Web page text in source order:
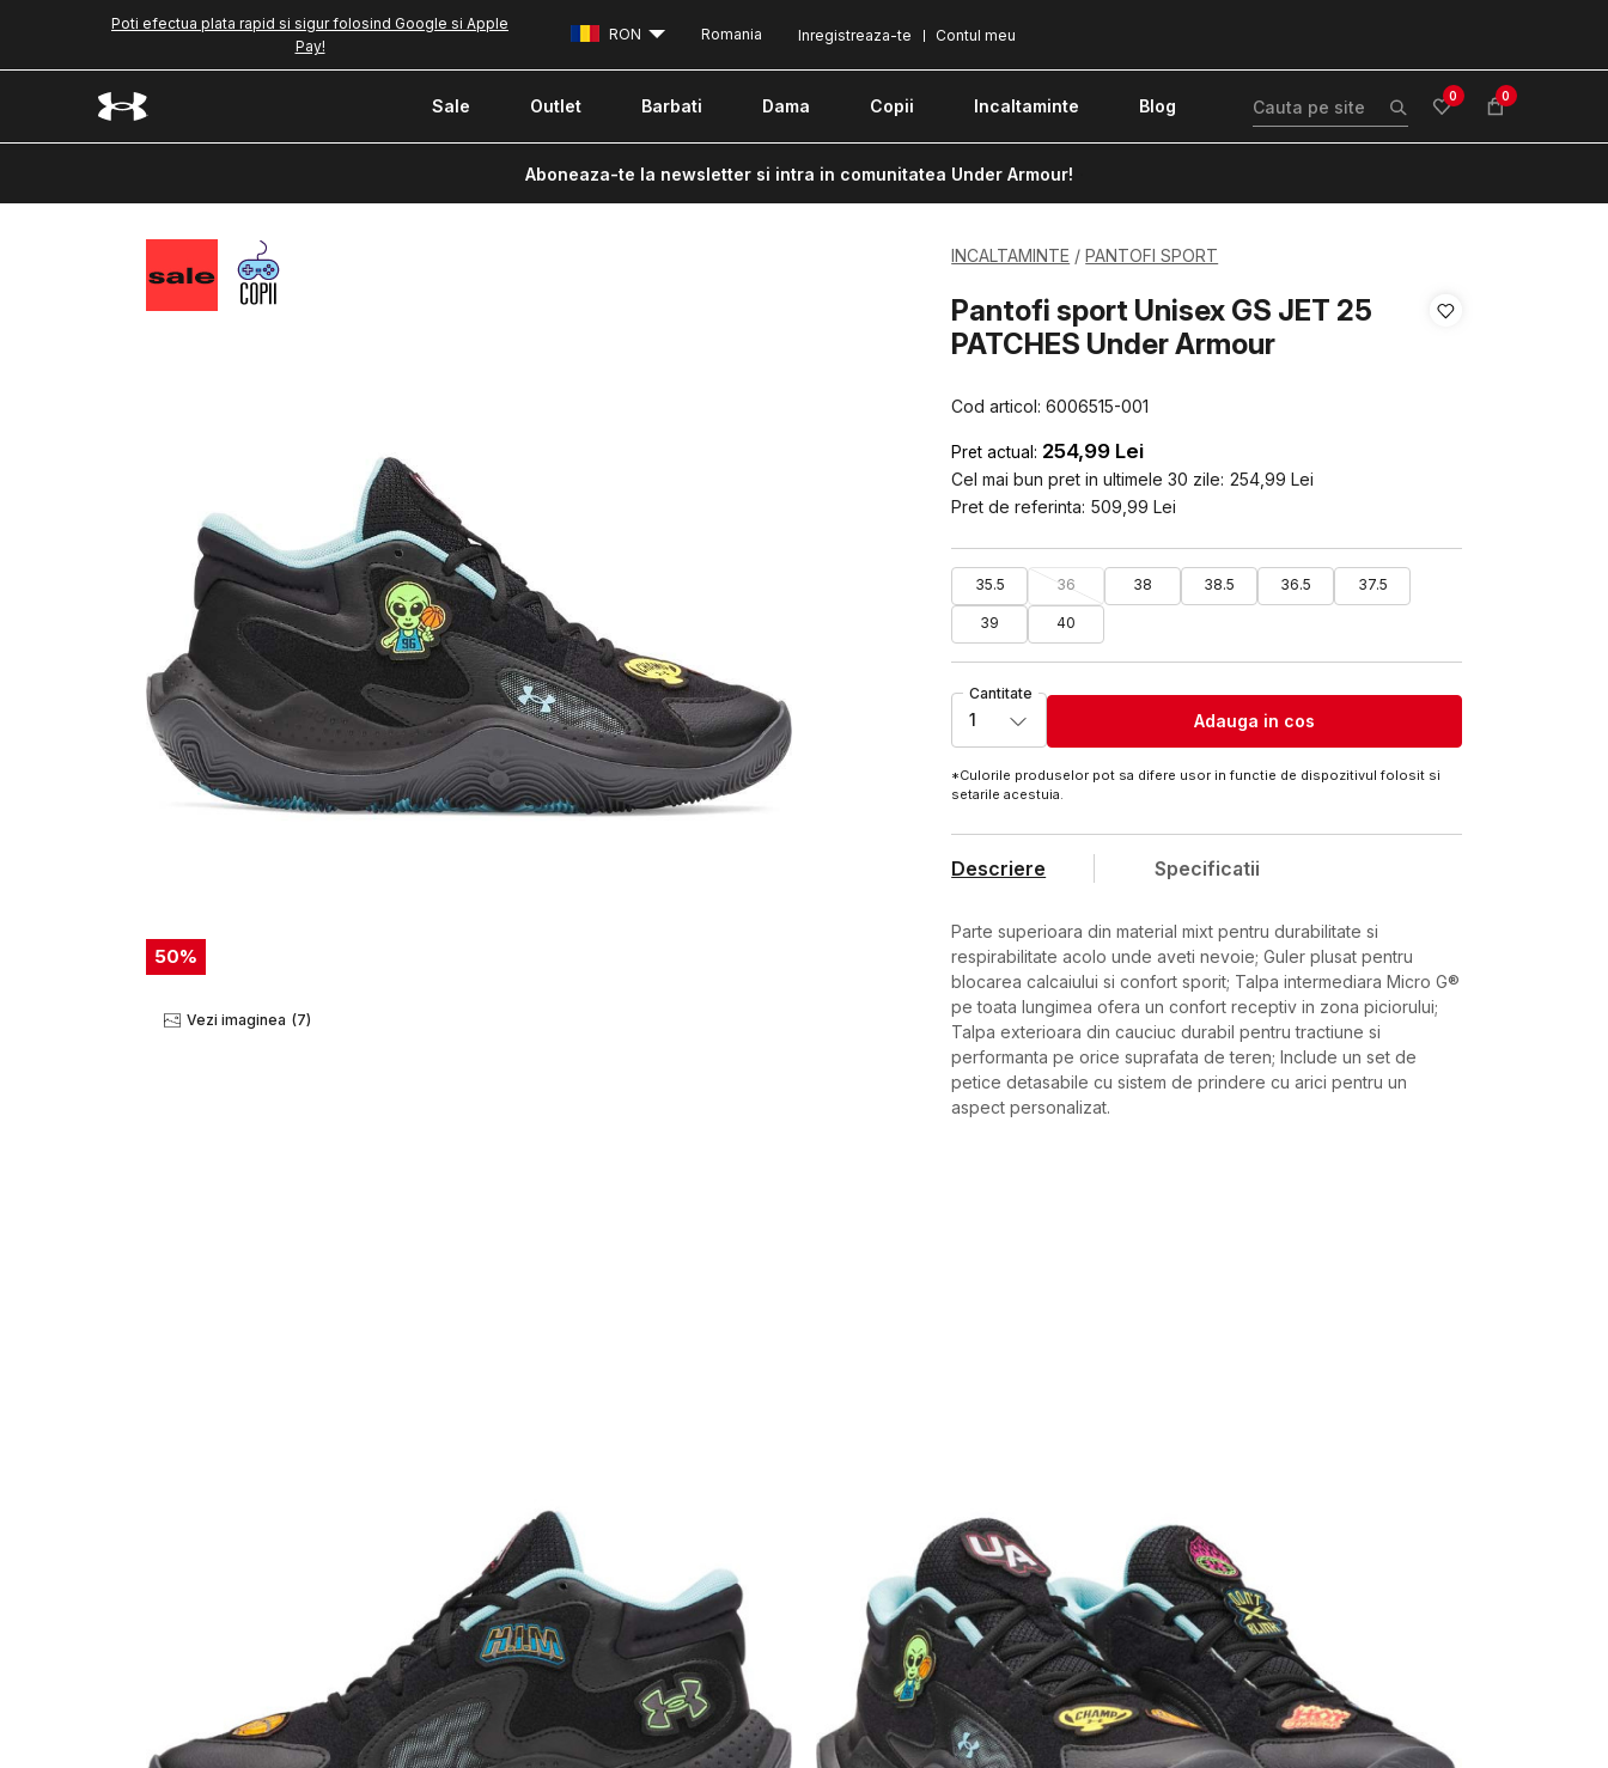
Poti efectua plata rapid si sigur folosind Google si Apple
Pay!
Contul meu
Inregistreaza-te
RON Romania
Sale Outlet Barbati Dama Copii Incaltaminte Blog 0 0
Aboneaza-te la newsletter si intra in comunitatea Under Armour!
50%
Vezi imaginea (7)
INCALTAMINTE PANTOFI SPORT
Pantofi sport Unisex GS JET 25
PATCHES Under Armour
Cod articol:6006515-001
Pret actual: 254,99 Lei
Cel mai bun pret in ultimele 30 zile: 254,99 Lei
Pret de referinta: 509,99 Lei
35.5 36 38 38.5 36.5 37.5
39 40
Cantitate
1 Adauga in cos
*Culorile produselor pot sa difere usor in functie de dispozitivul folosit si
setarile acestuia.
Descriere Specificatii
Parte superioara din material mixt pentru durabilitate si
respirabilitate acolo unde aveti nevoie; Guler plusat pentru
blocarea calcaiului si confort sporit; Talpa intermediara Micro G®
pe toata lungimea ofera un confort receptiv in zona piciorului;
Talpa exterioara din cauciuc durabil pentru tractiune si
performanta pe orice suprafata de teren; Include un set de
petice detasabile cu sistem de prindere cu arici pentru un
aspect personalizat.